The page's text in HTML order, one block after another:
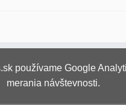
používame Google
merania návštevnosti.